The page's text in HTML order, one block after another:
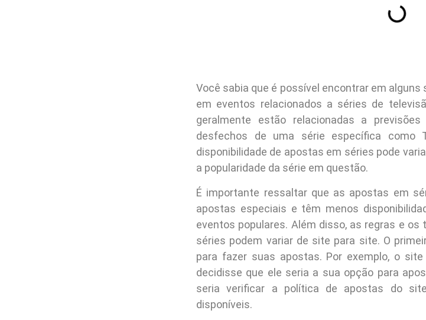
Você sabia que é possível encontrar em
em eventos relacionados a séries de
geralmente estão relacionadas a
desfechos de uma série específica como
disponibilidade de apostas em séries pode
a popularidade da série em questão.
É importante ressaltar que as apostas em
apostas especiais e têm menos
eventos populares. Além disso, as regras e
séries podem variar de site para site. O
para fazer suas apostas. Por exemplo, o site
decidisse que ele seria a sua opção para
seria verificar a política de apostas do
disponíveis.